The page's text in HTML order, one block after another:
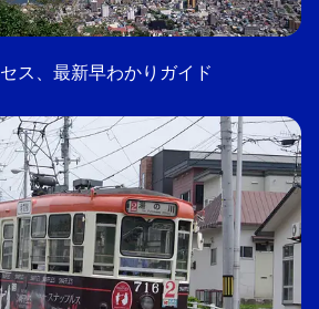
ス、最新早わかりガイド